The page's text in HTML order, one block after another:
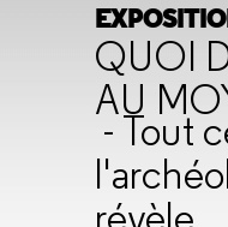
QUOI
AU
- Tout